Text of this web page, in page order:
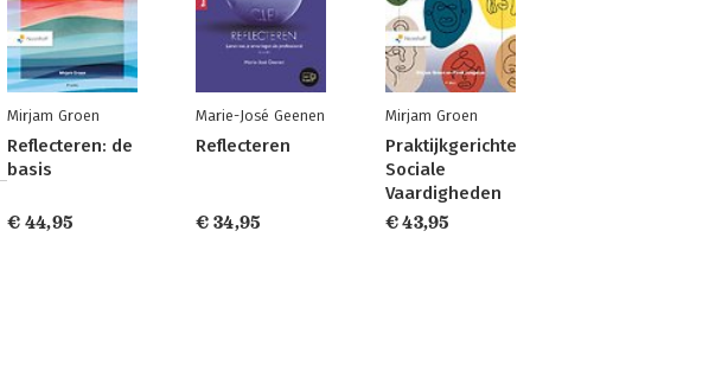
Mirjam Groen
Reflecteren: de
basis
€ 44,95
Marie-José Geenen
Reflecteren
€ 34,95
Mirjam Groen
Praktijkgerichte
Sociale
Vaardigheden
€ 43,95